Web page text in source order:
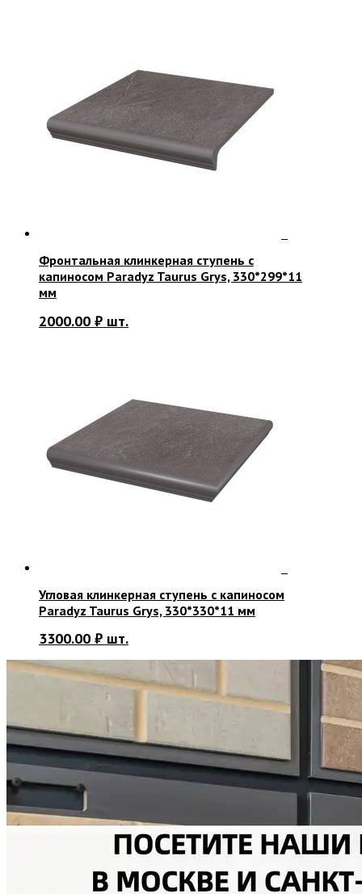
Фронтальная клинкерная ступень с
капиносом Paradyz Taurus Grys, 330*299*11
мм
2000.00 ₽ шт.
Угловая клинкерная ступень с капиносом
Paradyz Taurus Grys, 330*330*11 мм
3300.00 ₽ шт.